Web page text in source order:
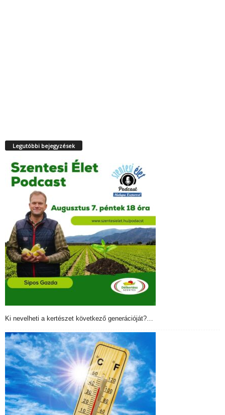
Legutóbbi bejegyzések
Ki nevelheti a kertészet következő generációját?…